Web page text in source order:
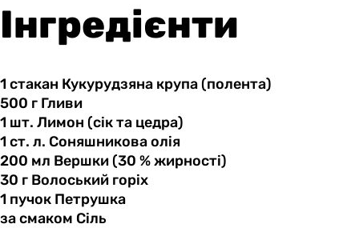
Інгредієнти
1 стакан Кукурудзяна крупа (полента)
500 г Гливи
1 шт. Лимон (сік та цедра)
1 ст. л. Соняшникова олія
200 мл Вершки(30 % жирності)
30 г Волоський горіх
1 пучок Петрушка
за смаком Сіль